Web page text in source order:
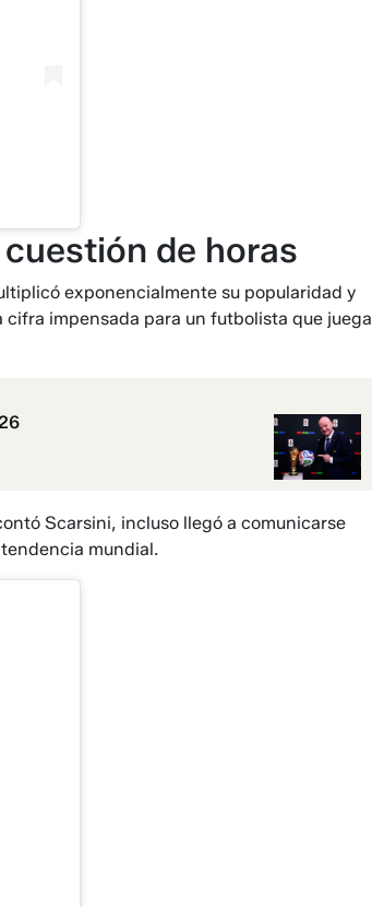
de horas
exponencialmente su popularidad y
cifra impensada para un futbolista que juega
Scarsini, incluso llegó a comunicarse
mundial.